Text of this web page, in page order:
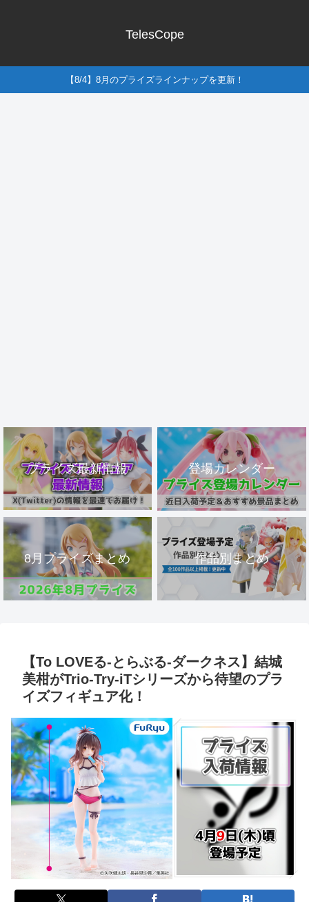
TelesCope
【8/4】8月のプライズラインナップを更新！
プライズ最新情報 登場カレンダー
8月プライズまとめ 作品別まとめ
【To LOVEる-とらぶる-ダークネス】結城
美柑がTrio-Try-iTシリーズから待望のプラ
イズフィギュア化！